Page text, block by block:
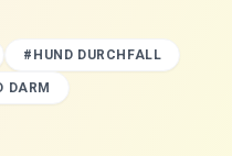
# HUND DURCHFALL
DARM